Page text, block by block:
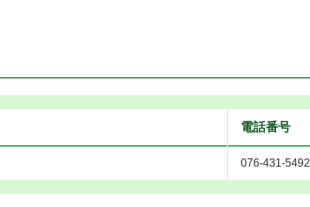
電話番号
076-431-5492